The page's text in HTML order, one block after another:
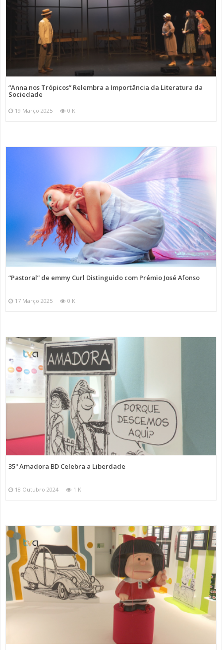
“Anna nos Trópicos” Relembra a Importância da Literatura da
Sociedade
19 Março 2025 0 K
“Pastoral” de emmy Curl Distinguido com Prémio José Afonso
17 Março 2025 0 K
35º Amadora BD Celebra a Liberdade
18 Outubro 2024 1 K